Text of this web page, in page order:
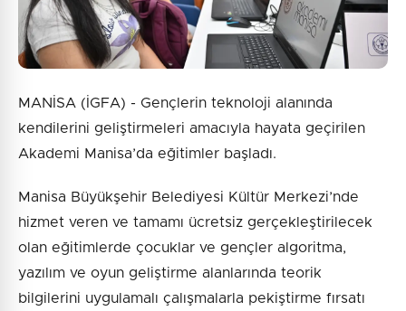
MANİSA (İGFA) - Gençlerin teknoloji alanında
kendilerini geliştirmeleri amacıyla hayata geçirilen
Akademi Manisa’da eğitimler başladı.
Manisa Büyükşehir Belediyesi Kültür Merkezi’nde
hizmet veren ve tamamı ücretsiz gerçekleştirilecek
olan eğitimlerde çocuklar ve gençler algoritma,
yazılım ve oyun geliştirme alanlarında teorik
bilgilerini uygulamalı çalışmalarla pekiştirme fırsatı